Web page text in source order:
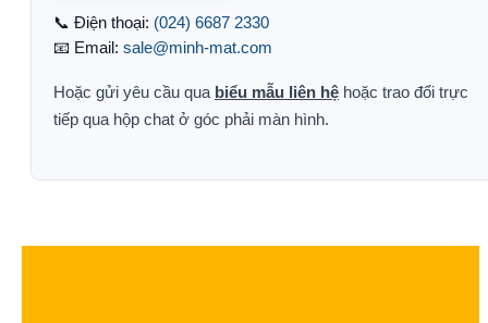
📞 Điện thoại: (024) 6687 2330
📧 Email: sale@minh-mat.com
Hoặc gửi yêu cầu qua biểu mẫu liên hệ hoặc trao đổi trực
tiếp qua hộp chat ở góc phải màn hình.